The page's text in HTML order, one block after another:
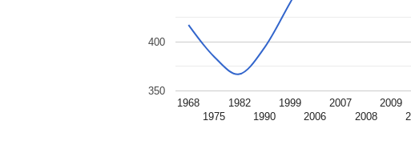
1968
1975
1982
1990
1999
2006
2007
2008
2009
350
400